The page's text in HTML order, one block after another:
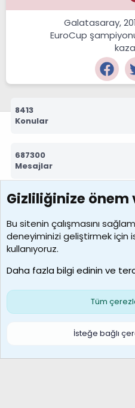
Galatasaray,
EuroCup
8413
Konular
687300
Mesajlar
7390
Kullanıcılar
MosesBrownHayranı
Son üye
Çerezler
Gizliliğinize önem
Bu sitenin çalışmasını
deneyiminizi geliştirmek için
kullanıyoruz.
Daha fazla bilgi edinin ve
Tüm
İsteğe bağlı